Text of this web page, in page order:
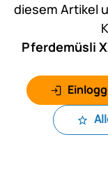
diesem Artikel
Pferdemüsli